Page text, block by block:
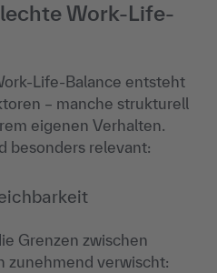
Work-Life-
Life-Balance entsteht
– manche strukturell
eigenen Verhalten.
besonders relevant:
Grenzen zwischen
zunehmend verwischt: